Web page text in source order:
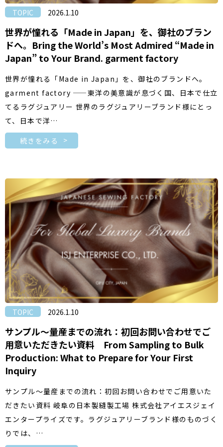
TOPIC 2026.1.10
世界が憧れる「Made in Japan」を、御社のブラン
ドへ。Bring the World’s Most Admired “Made in
Japan” to Your Brand. garment factory
世界が憧れる「Made in Japan」を、御社のブランドへ。
garment factory ——東洋の美意識が息づく国、日本で仕立
てるラグジュアリー 世界のラグジュアリーブランド様にとっ
て、日本で洋…
続きをみる
TOPIC 2026.1.10
サンプル〜量産までの流れ：初回お問い合わせでご
用意いただきたい資料 From Sampling to Bulk
Production: What to Prepare for Your First
Inquiry
サンプル〜量産までの流れ：初回お問い合わせでご用意いた
だきたい資料 岐阜の日本製縫製工場 株式会社アイエスジェイ
エンタープライズです。ラグジュアリーブランド様のものづく
りでは、…